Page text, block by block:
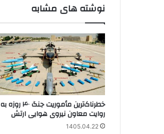
نوشته های مشابه
خطرناک‌ترین مأموریت جنگ ۴۰ روزه به
روایت معاون نیروی هوایی ارتش
1405.04.22